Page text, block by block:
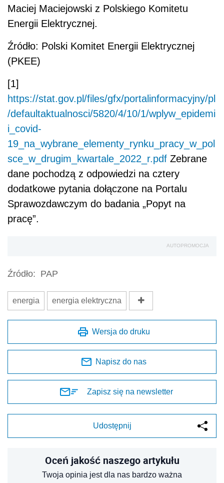
Maciej Maciejowski z Polskiego Komitetu
Energii Elektrycznej.
Źródło: Polski Komitet Energii Elektrycznej
(PKEE)
[1]
https://stat.gov.pl/files/gfx/portalinformacyjny/pl
/defaultaktualnosci/5820/4/10/1/wplyw_epidemi
i_covid-
19_na_wybrane_elementy_rynku_pracy_w_pol
sce_w_drugim_kwartale_2022_r.pdf Zebrane
dane pochodzą z odpowiedzi na cztery
dodatkowe pytania dołączone na Portalu
Sprawozdawczym do badania „Popyt na
pracę”.
AUTOPROMOCJA
Źródło: PAP
energia energia elektryczna
Wersja do druku
Napisz do nas
Zapisz się na newsletter
Udostępnij
Oceń jakość naszego artykułu
Twoja opinia jest dla nas bardzo ważna